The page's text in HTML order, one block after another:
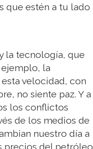
que estén a tu lado
la tecnología, que
la
velocidad, con
no siente paz. Y a
los conflictos
de los medios de
nuestro día a
precios del petróleo